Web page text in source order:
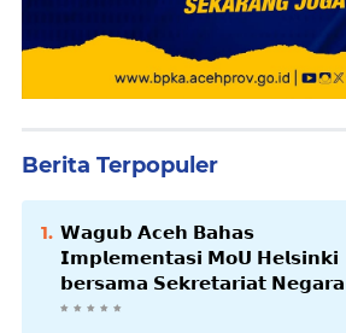
Berita Terpopuler
𝗪𝗮𝗴𝘂𝗯 𝗔𝗰𝗲𝗵 𝗕𝗮𝗵𝗮𝘀
𝗜𝗺𝗽𝗹𝗲𝗺𝗲𝗻𝘁𝗮𝘀𝗶 𝗠𝗼𝗨 𝗛𝗲𝗹𝘀𝗶𝗻𝗸𝗶
𝗯𝗲𝗿𝘀𝗮𝗺𝗮 𝗦𝗲𝗸𝗿𝗲𝘁𝗮𝗿𝗶𝗮𝘁 𝗡𝗲𝗴𝗮𝗿𝗮